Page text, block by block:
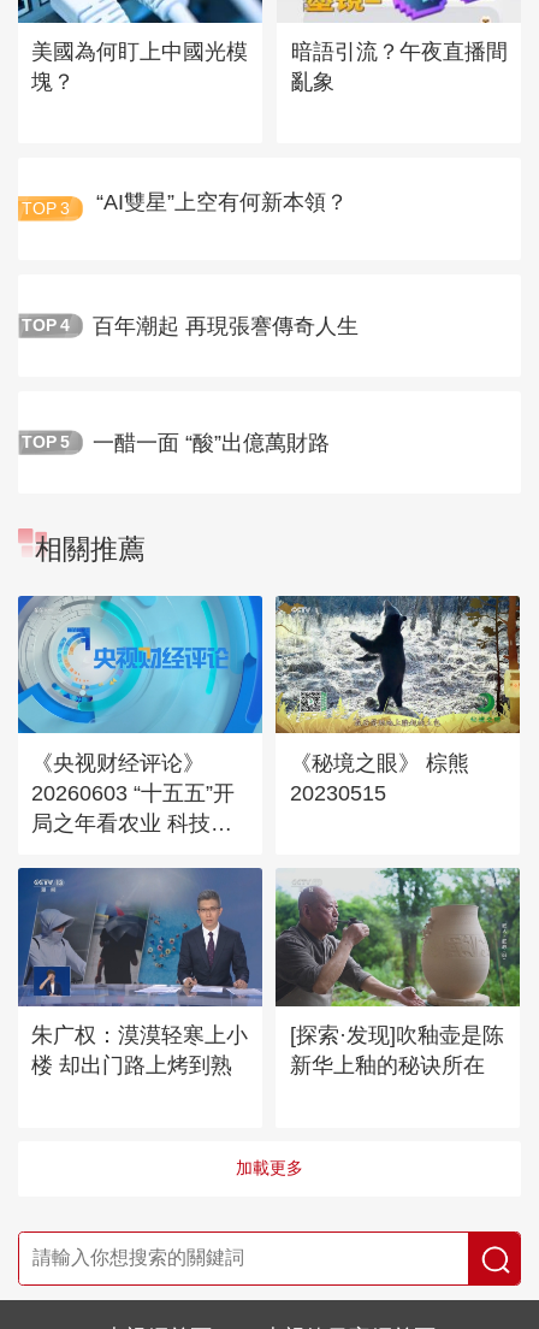
美國為何盯上中國光模
塊？
暗語引流？午夜直播間
亂象
TOP 3 “AI雙星”上空有何新本領？
TOP 4 百年潮起 再現張謇傳奇人生
TOP 5 一醋一面 “酸”出億萬財路
相關推薦
《央视财经评论》
20260603 “十五五”开
局之年看农业 科技农
前景有奔头
《秘境之眼》 棕熊
20230515
朱广权：漠漠轻寒上小
楼 却出门路上烤到熟
[探索·发现]吹釉壶是陈
新华上釉的秘诀所在
加載更多